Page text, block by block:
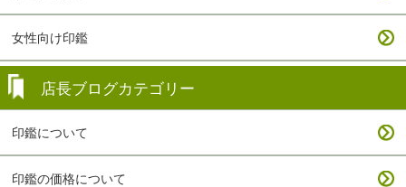
女性向け印鑑
店長ブログカテゴリー
印鑑について
印鑑の価格について